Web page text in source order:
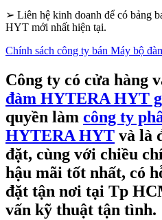
➢ Liên hệ kinh doanh để có bảng
HYT mới nhất hiện tại.
Chính sách công ty bán Máy bộ
Công ty có cửa hàng
đàm HYTERA HYT
quyền làm công ty
HYTERA HYT và là
đặt, cùng với chiều
hậu mãi tốt nhất, có
đặt tận nơi tại Tp
vấn kỹ thuật tận tình.